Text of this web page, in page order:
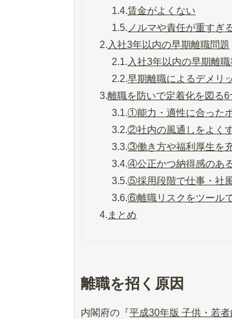
1.4.賃金がよくない
1.5. ノルマや責任が重すぎ
2. 入社3年以内の早期離職問題
2.1. 入社3年以内の早期離
2.2.早期離職によるデメリ
3.離職を防いで定着化を図る
3.1.①能力・適性に合った
3.2.②社内の風通しをよく
3.3.③働き方や福利厚生を
3.4.④公正かつ納得感のあ
3.5.⑤採用段階で仕事・社
3.6.⑥離職リスクをツール
4. まとめ
離職を招く原因
内閣府の『平成30年版 子供・若